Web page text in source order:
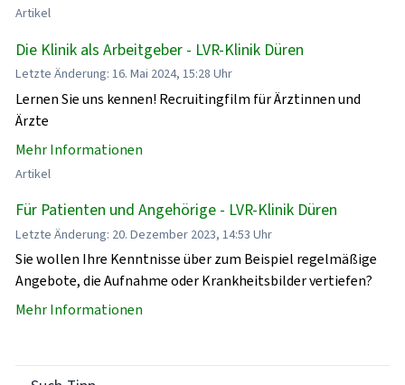
Artikel
Die Klinik als Arbeitgeber - LVR-Klinik Düren
Letzte Änderung: 16. Mai 2024, 15:28 Uhr
Lernen Sie uns kennen! Recruitingfilm für Ärztinnen und
Ärzte
Mehr Informationen
Artikel
Für Patienten und Angehörige - LVR-Klinik Düren
Letzte Änderung: 20. Dezember 2023, 14:53 Uhr
Sie wollen Ihre Kenntnisse über zum Beispiel regelmäßige
Angebote, die Aufnahme oder Krankheitsbilder vertiefen?
Mehr Informationen